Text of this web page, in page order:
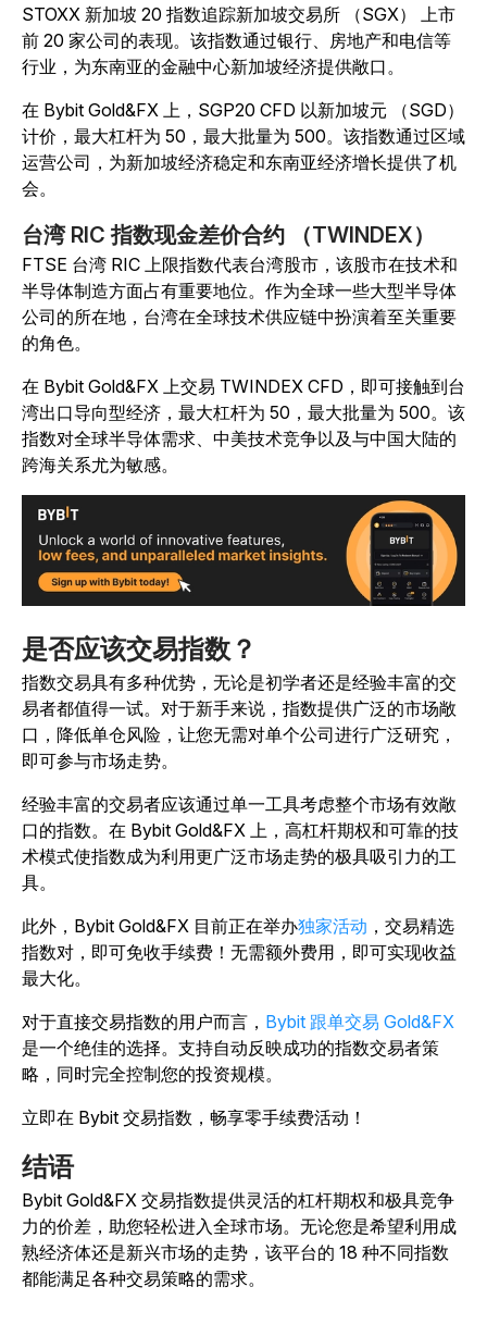
STOXX 新加坡 20 指数追踪新加坡交易所 （SGX） 上市
前 20 家公司的表现。该指数通过银行、房地产和电信等
行业，为东南亚的金融中心新加坡经济提供敞口。
在 Bybit Gold&FX 上，SGP20 CFD 以新加坡元 （SGD）
计价，最大杠杆为 50，最大批量为 500。该指数通过区域
运营公司，为新加坡经济稳定和东南亚经济增长提供了机
会。
台湾 RIC 指数现金差价合约 （TWINDEX）
FTSE 台湾 RIC 上限指数代表台湾股市，该股市在技术和
半导体制造方面占有重要地位。作为全球一些大型半导体
公司的所在地，台湾在全球技术供应链中扮演着至关重要
的角色。
在 Bybit Gold&FX 上交易 TWINDEX CFD，即可接触到台
湾出口导向型经济，最大杠杆为 50，最大批量为 500。该
指数对全球半导体需求、中美技术竞争以及与中国大陆的
跨海关系尤为敏感。
是否应该交易指数？
指数交易具有多种优势，无论是初学者还是经验丰富的交
易者都值得一试。对于新手来说，指数提供广泛的市场敞
口，降低单仓风险，让您无需对单个公司进行广泛研究，
即可参与市场走势。
经验丰富的交易者应该通过单一工具考虑整个市场有效敞
口的指数。在 Bybit Gold&FX 上，高杠杆期权和可靠的技
术模式使指数成为利用更广泛市场走势的极具吸引力的工
具。
此外，Bybit Gold&FX 目前正在举办独家活动 ，交易精选
指数对，即可免收手续费！无需额外费用，即可实现收益
最大化。
对于直接交易指数的用户而言， Bybit 跟单交易 Gold&FX
是一个绝佳的选择。支持自动反映成功的指数交易者策
略，同时完全控制您的投资规模。
立即在 Bybit 交易指数，畅享零手续费活动！
结语
Bybit Gold&FX 交易指数提供灵活的杠杆期权和极具竞争
力的价差，助您轻松进入全球市场。无论您是希望利用成
熟经济体还是新兴市场的走势，该平台的 18 种不同指数
都能满足各种交易策略的需求。